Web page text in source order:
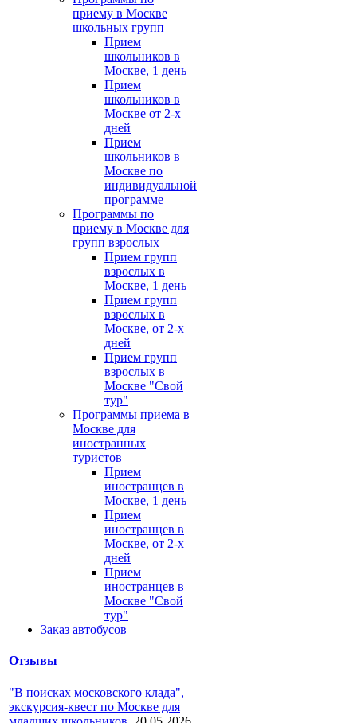
приему в Москве
школьных групп
Прием
школьников в
Москве, 1 день
Прием
школьников в
Москве от 2-х
дней
Прием
школьников в
Москве по
индивидуальной
программе
Программы по
приему в Москве для
групп взрослых
Прием групп
взрослых в
Москве, 1 день
Прием групп
взрослых в
Москве, от 2-х
дней
Прием групп
взрослых в
Москве "Свой
тур"
Программы приема в
Москве для
иностранных
туристов
Прием
иностранцев в
Москве, 1 день
Прием
иностранцев в
Москве, от 2-х
дней
Прием
иностранцев в
Москве "Свой
тур"
Заказ автобусов
Отзывы
"В поисках московского клада",
экскурсия-квест по Москве для